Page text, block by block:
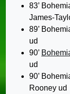
83’
James-
89’
ud
90’
ud
90’
Rooney ud